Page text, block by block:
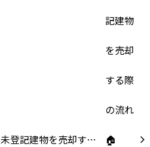
未登記建物を売却す…